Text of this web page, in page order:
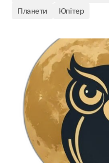
Планети
Юпітер